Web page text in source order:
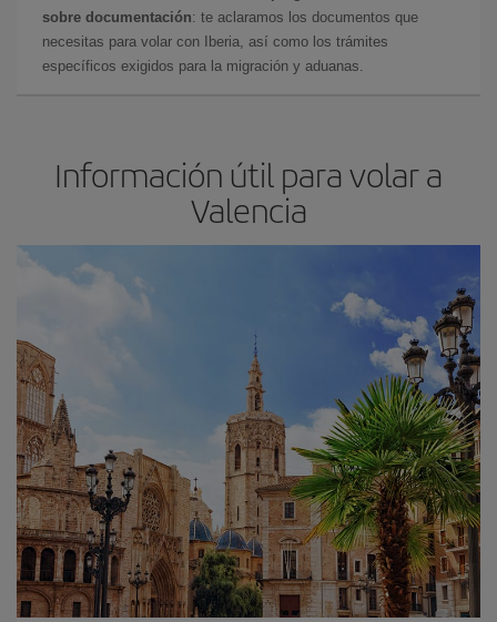
sobre documentación: te aclaramos los documentos que
necesitas para volar con Iberia, así como los trámites
específicos exigidos para la migración y aduanas.
Información útil para volar a
Valencia